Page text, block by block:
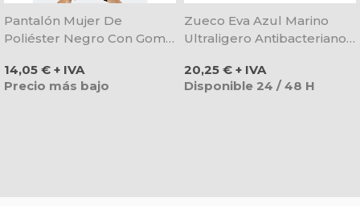
Pantalón Mujer De
Poliéster Negro Con Goma
Precio
14,05 € + IVA
Precio más bajo
Zueco Eva Azul Marino
Ultraligero Antibacteriano -
Precio
20,25 € + IVA
Disponible 24 / 48 H